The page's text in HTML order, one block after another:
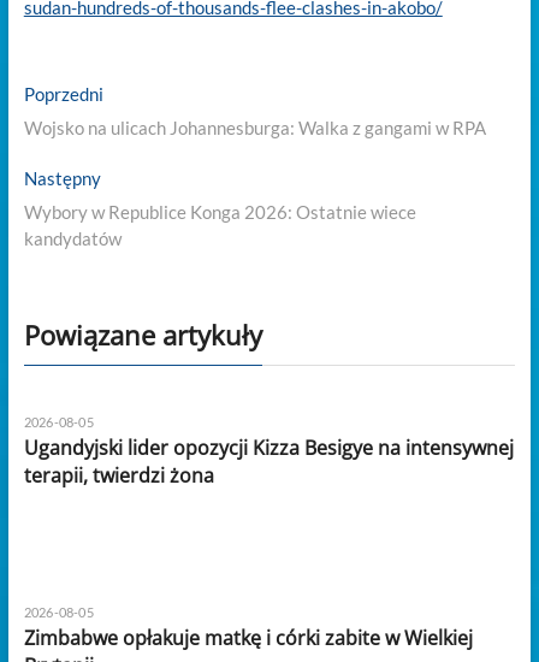
sudan-hundreds-of-thousands-flee-clashes-in-akobo/
Nawigacja
wpisu
PoprzedniPrevious
post:
Wojsko na ulicach Johannesburga: Walka z gangami w RPA
NastępnyNext
post:
Wybory w Republice Konga 2026: Ostatnie wiece
kandydatów
Powiązane artykuły
2026-08-05
Ugandyjski lider opozycji Kizza Besigye na intensywnej
terapii, twierdzi żona
2026-08-05
Zimbabwe opłakuje matkę i córki zabite w Wielkiej